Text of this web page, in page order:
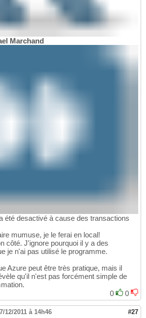
Marchand
été desactivé à cause des transactions
mumuse, je le ferai en local!
côté. J'ignore pourquoi il y a des
je n'ai pas utilisé le programme.
Azure peut être très pratique, mais il
qu'il n'est pas forcément simple de
0
0
12/2011 à 14h46 #27